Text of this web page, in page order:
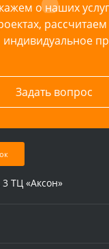
о наших
индивидуальное
Задать вопрос
ТЦ «Аксон»